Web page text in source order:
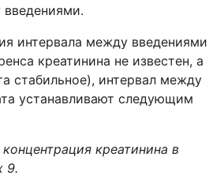
интервала между введениями
креатинина не известен, а
стабильное), интервал между
устанавливают следующим
креатинина в
9.